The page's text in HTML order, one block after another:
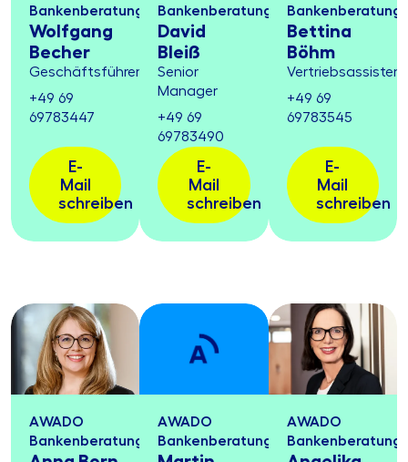
Bankenberatung
Wolfgang
Becher
Geschäftsführer
+49 69
69783447
E-
Mail
schreiben
Bankenberatung
David
Bleiß
Senior
Manager
+49 69
69783490
E-
Mail
schreiben
Bankenberatung
Bettina
Böhm
+49 69
69783545
E-
Mail
schreiben
AWADO
Bankenberatung
AWADO
Bankenberatung
AWADO
Bankenberatung